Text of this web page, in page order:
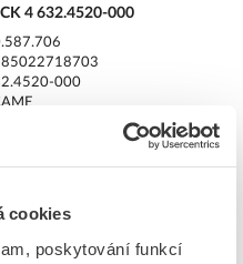
cookies
poskytování funkcí
4 632.4520-000
000
880,30 Kč/ks